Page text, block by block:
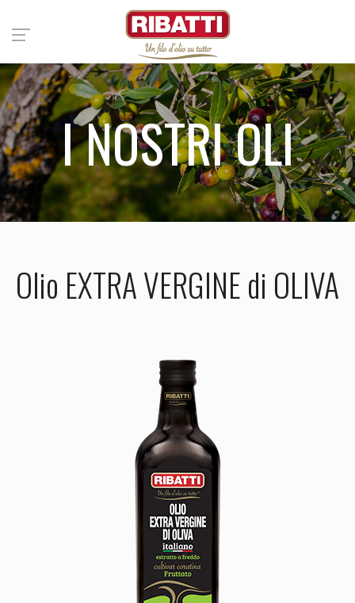
I NOSTRI OLI
Olio EXTRA VERGINE di OLIVA